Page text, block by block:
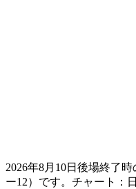
2026年8月10日後場終了
ー12）です。チャート